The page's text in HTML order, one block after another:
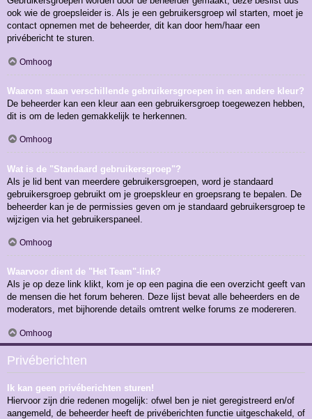
ook wie de groepsleider is. Als je een gebruikersgroep wil starten, moet je
contact opnemen met de beheerder, dit kan door hem/haar een
privébericht te sturen.
Omhoog
Waarom staan verschillende gebruikersgroepen in een andere kleur?
De beheerder kan een kleur aan een gebruikersgroep toegewezen hebben,
dit is om de leden gemakkelijk te herkennen.
Omhoog
Wat is de "Standaard gebruikersgroep"?
Als je lid bent van meerdere gebruikersgroepen, word je standaard
gebruikersgroep gebruikt om je groepskleur en groepsrang te bepalen. De
beheerder kan je de permissies geven om je standaard gebruikersgroep te
wijzigen via het gebruikerspaneel.
Omhoog
Waarvoor dient de "Het Team"-link?
Als je op deze link klikt, kom je op een pagina die een overzicht geeft van
de mensen die het forum beheren. Deze lijst bevat alle beheerders en de
moderators, met bijhorende details omtrent welke forums ze modereren.
Omhoog
Privéberichten
Ik kan geen privéberichten sturen!
Hiervoor zijn drie redenen mogelijk: ofwel ben je niet geregistreerd en/of
aangemeld, de beheerder heeft de privéberichten functie uitgeschakeld, of